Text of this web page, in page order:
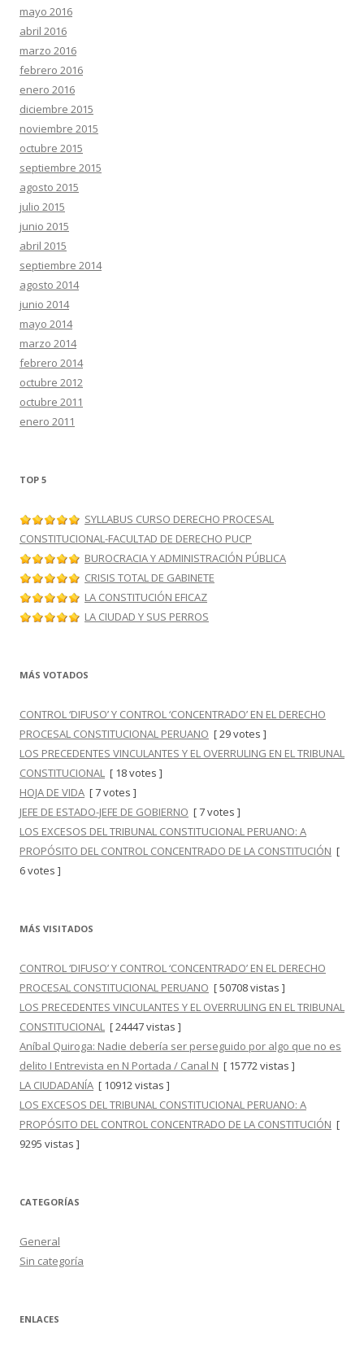
mayo 2016
abril 2016
marzo 2016
febrero 2016
enero 2016
diciembre 2015
noviembre 2015
octubre 2015
septiembre 2015
agosto 2015
julio 2015
junio 2015
abril 2015
septiembre 2014
agosto 2014
junio 2014
mayo 2014
marzo 2014
febrero 2014
octubre 2012
octubre 2011
enero 2011
TOP 5
SYLLABUS CURSO DERECHO PROCESAL
CONSTITUCIONAL-FACULTAD DE DERECHO PUCP
BUROCRACIA Y ADMINISTRACIÓN PÚBLICA
CRISIS TOTAL DE GABINETE
LA CONSTITUCIÓN EFICAZ
LA CIUDAD Y SUS PERROS
MÁS VOTADOS
CONTROL ‘DIFUSO’ Y CONTROL ‘CONCENTRADO’ EN EL DERECHO
PROCESAL CONSTITUCIONAL PERUANO [ 29 votes ]
LOS PRECEDENTES VINCULANTES Y EL OVERRULING EN EL TRIBUNAL
CONSTITUCIONAL [ 18 votes ]
HOJA DE VIDA [ 7 votes ]
JEFE DE ESTADO-JEFE DE GOBIERNO [ 7 votes ]
LOS EXCESOS DEL TRIBUNAL CONSTITUCIONAL PERUANO: A
PROPÓSITO DEL CONTROL CONCENTRADO DE LA CONSTITUCIÓN [
6 votes ]
MÁS VISITADOS
CONTROL ‘DIFUSO’ Y CONTROL ‘CONCENTRADO’ EN EL DERECHO
PROCESAL CONSTITUCIONAL PERUANO [ 50708 vistas ]
LOS PRECEDENTES VINCULANTES Y EL OVERRULING EN EL TRIBUNAL
CONSTITUCIONAL [ 24447 vistas ]
Aníbal Quiroga: Nadie debería ser perseguido por algo que no es
delito I Entrevista en N Portada / Canal N [ 15772 vistas ]
LA CIUDADANÍA [ 10912 vistas ]
LOS EXCESOS DEL TRIBUNAL CONSTITUCIONAL PERUANO: A
PROPÓSITO DEL CONTROL CONCENTRADO DE LA CONSTITUCIÓN [
9295 vistas ]
CATEGORÍAS
General
Sin categoría
ENLACES